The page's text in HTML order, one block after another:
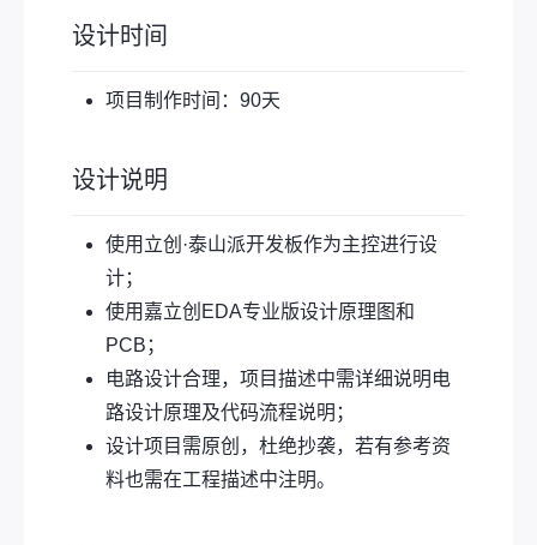
设计时间
项目制作时间：90天
设计说明
使用立创·泰山派开发板作为主控进行设
计；
使用嘉立创EDA专业版设计原理图和
PCB；
电路设计合理，项目描述中需详细说明电
路设计原理及代码流程说明；
设计项目需原创，杜绝抄袭，若有参考资
料也需在工程描述中注明。